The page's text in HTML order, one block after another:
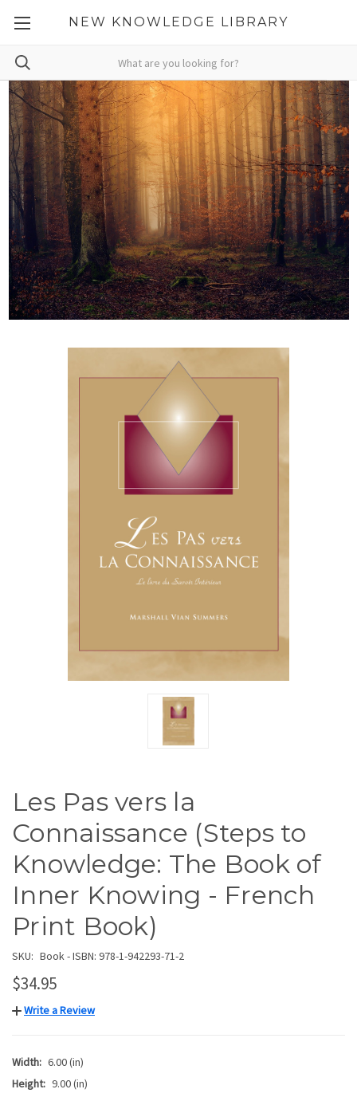
NEW KNOWLEDGE LIBRARY
Les Pas vers la
Connaissance (Steps to
Knowledge: The Book of
Inner Knowing - French
Print Book)
SKU: Book - ISBN: 978-1-942293-71-2
$34.95
Write a Review
Width: 6.00 (in)
Height: 9.00 (in)